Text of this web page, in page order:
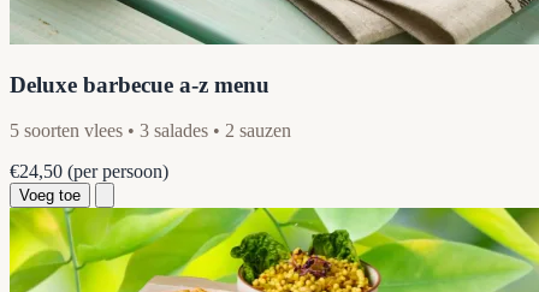
Deluxe barbecue a-z menu
5 soorten vlees • 3 salades • 2 sauzen
€24,50 (per persoon)
Voeg toe